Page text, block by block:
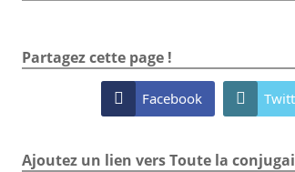
Partagez cette page !
 Facebook 
Ajoutez un lien vers Toute la